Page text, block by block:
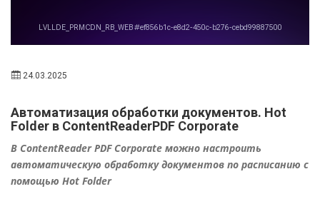
24.03.2025
Автоматизация обработки документов. Hot
Folder в ContentReaderPDF Corporate
В ContentReader PDF Corporate можно настроить
автоматическую обработку документов по расписанию с
помощью Hot Folder